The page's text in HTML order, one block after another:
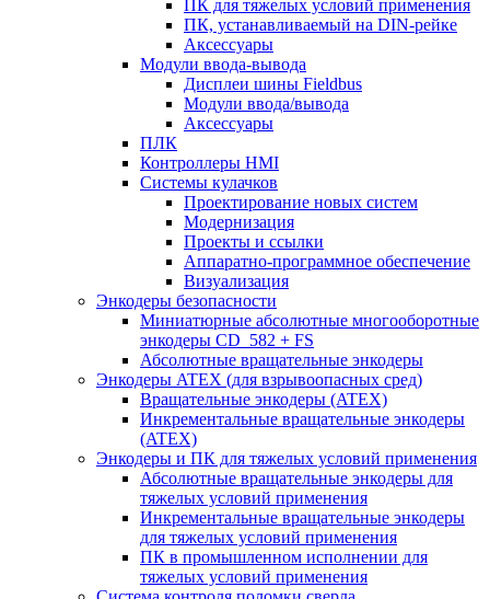
ПК для тяжелых условий применения
ПК, устанавливаемый на DIN-рейке
Аксессуары
Модули ввода-вывода
Дисплеи шины Fieldbus
Модули ввода/вывода
Аксессуары
ПЛК
Контроллеры HMI
Системы кулачков
Проектирование новых систем
Модернизация
Проекты и ссылки
Аппаратно-программное обеспечение
Визуализация
Энкодеры безопасности
Миниатюрные абсолютные многооборотные
энкодеры CD_582 + FS
Абсолютные вращательные энкодеры
Энкодеры ATEX (для взрывоопасных сред)
Вращательные энкодеры (ATEX)
Инкрементальные вращательные энкодеры
(ATEX)
Энкодеры и ПК для тяжелых условий применения
Абсолютные вращательные энкодеры для
тяжелых условий применения
Инкрементальные вращательные энкодеры
для тяжелых условий применения
ПК в промышленном исполнении для
тяжелых условий применения